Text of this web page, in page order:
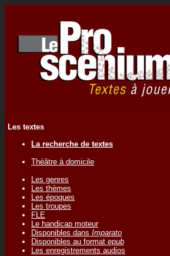
Les textes
La recherche de textes
Théâtre à domicile
Les genres
Les thèmes
Les époques
Les troupes
FLE
Le handicap moteur
Disponibles dans Imparato
Disponibles au format epub
Les enregistrements audios